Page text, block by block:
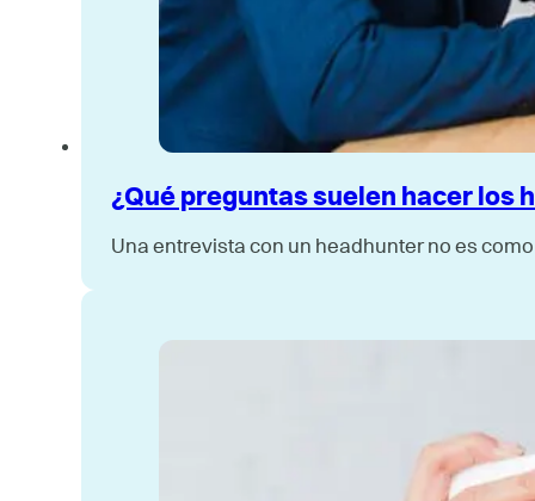
¿Qué preguntas suelen hacer los
Una entrevista con un headhunter no es